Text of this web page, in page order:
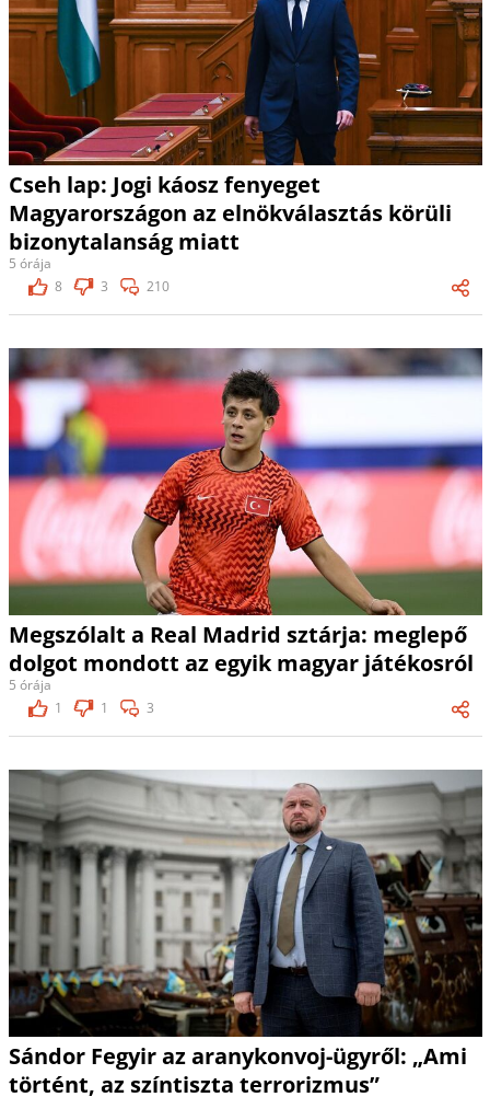
Cseh lap: Jogi káosz fenyeget
Magyarországon az elnökválasztás körüli
bizonytalanság miatt
5 órája
8
3 210
Megszólalt a Real Madrid sztárja: meglepő
dolgot mondott az egyik magyar játékosról
5 órája
1
1 3
Sándor Fegyir az aranykonvoj-ügyről: „Ami
történt, az színtiszta terrorizmus”